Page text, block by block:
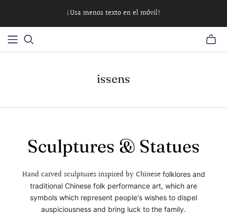
¡Usa menos texto en el móvil!
issens
Sculptures & Statues
Hand carved sculptures inspired by Chinese folklores and
traditional Chinese folk performance art, which are
symbols which represent people's wishes to dispel
auspiciousness and bring luck to the family.